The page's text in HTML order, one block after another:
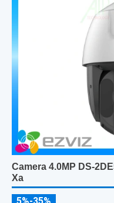
Camera 4.0MP DS-
Xa
5%-35%